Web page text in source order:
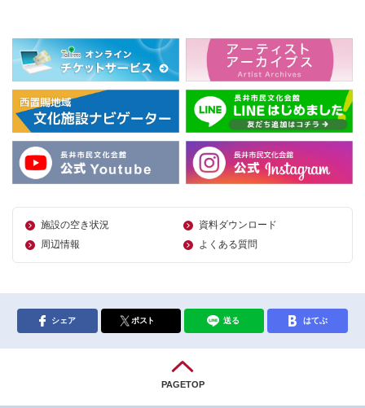
施設の空き状況
資料ダウンロード
周辺情報
よくある質問
シェア ポスト 送る はてぶ
PAGETOP